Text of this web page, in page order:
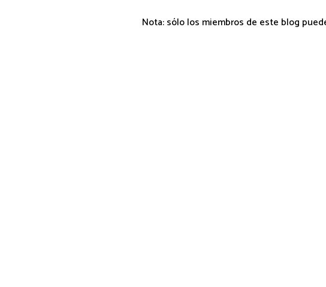
Nota: sólo los miembros de este blog